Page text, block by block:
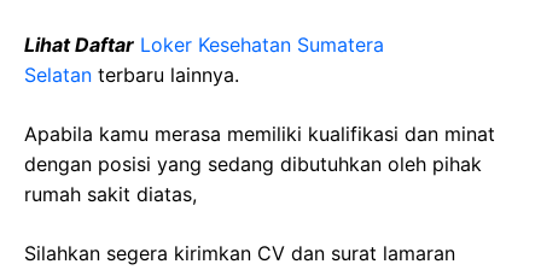
Lihat Daftar Loker Kesehatan Sumatera
Selatan terbaru lainnya.
Apabila kamu merasa memiliki kualifikasi dan minat
dengan posisi yang sedang dibutuhkan oleh pihak
rumah sakit diatas,
Silahkan segera kirimkan CV dan surat lamaran